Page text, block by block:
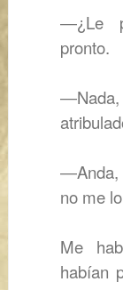
―¿Le
pronto.
―
―
no me
Me
habían